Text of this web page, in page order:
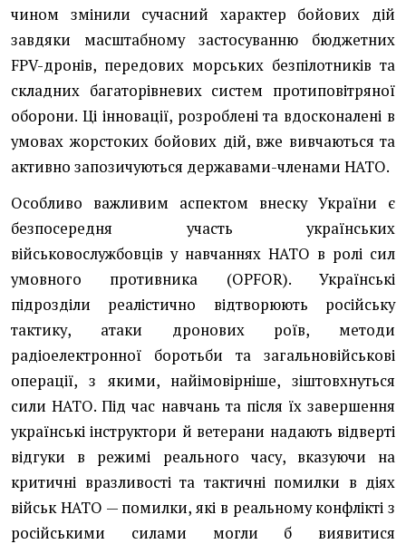
чином змінили сучасний характер бойових дій
завдяки масштабному застосуванню бюджетних
FPV-дронів, передових морських безпілотників та
складних багаторівневих систем протиповітряної
оборони. Ці інновації, розроблені та вдосконалені в
умовах жорстоких бойових дій, вже вивчаються та
активно запозичуються державами-членами НАТО.
Особливо важливим аспектом внеску України є
безпосередня участь українських
військовослужбовців у навчаннях НАТО в ролі сил
умовного противника (OPFOR). Українські
підрозділи реалістично відтворюють російську
тактику, атаки дронових роїв, методи
радіоелектронної боротьби та загальновійськові
операції, з якими, найімовірніше, зіштовхнуться
сили НАТО. Під час навчань та після їх завершення
українські інструктори й ветерани надають відверті
відгуки в режимі реального часу, вказуючи на
критичні вразливості та тактичні помилки в діях
військ НАТО — помилки, які в реальному конфлікті з
російськими силами могли б виявитися